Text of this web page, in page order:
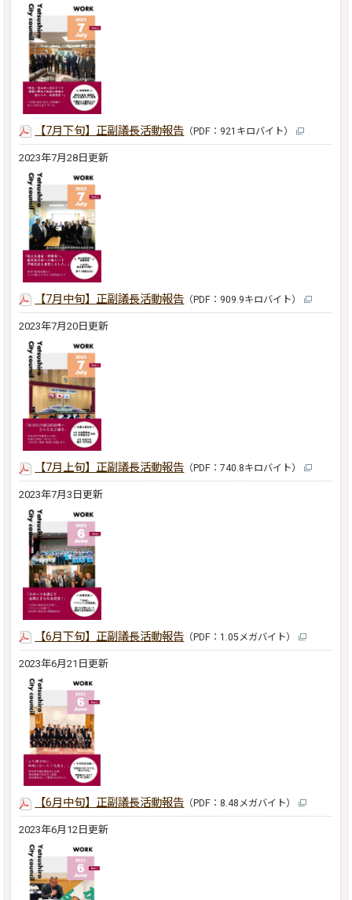
【7月下旬】正副議長活動報告 （PDF：921キロバイト）
2023年7月28日更新
【7月中旬】正副議長活動報告 （PDF：909.9キロバイト）
2023年7月20日更新
【7月上旬】正副議長活動報告 （PDF：740.8キロバイト）
2023年7月3日更新
【6月下旬】正副議長活動報告 （PDF：1.05メガバイト）
2023年6月21日更新
【6月中旬】正副議長活動報告 （PDF：8.48メガバイト）
2023年6月12日更新